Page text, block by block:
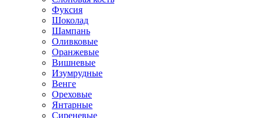
Фуксия
Шоколад
Шампань
Оливковые
Оранжевые
Вишневые
Изумрудные
Венге
Ореховые
Янтарные
Сиреневые